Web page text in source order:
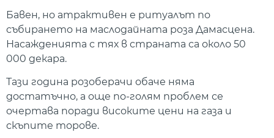
Бавен, но атрактивен е ритуалът по
събирането на маслодайната роза Дамасцена.
Насажденията с тях в страната са около 50
000 декара.
Тази година розоберачи обаче няма
достатъчно, а още по-голям проблем се
очертава поради високите цени на газа и
скъпите торове.